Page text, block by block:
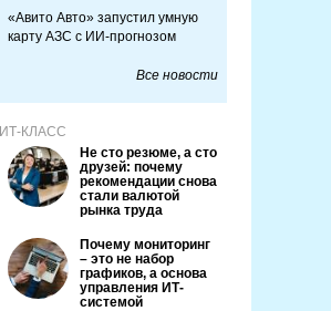
«Авито Авто» запустил умную
карту АЗС с ИИ-прогнозом
Все новости
ИТ-КЛАСС
Не сто резюме, а сто
друзей: почему
рекомендации снова
стали валютой
рынка труда
Почему мониторинг
– это не набор
графиков, а основа
управления ИТ-
системой